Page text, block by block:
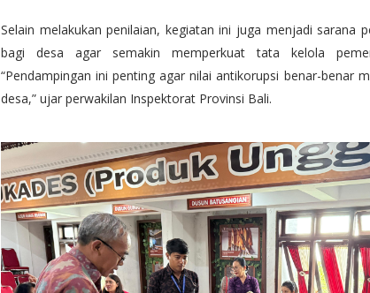
Selain melakukan penilaian, kegiatan ini juga menjadi sarana
bagi desa agar semakin memperkuat tata kelola
“Pendampingan ini penting agar nilai antikorupsi benar-benar
desa,” ujar perwakilan Inspektorat Provinsi Bali.